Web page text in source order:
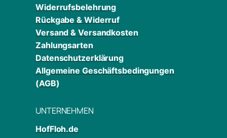
Widerrufsbelehrung
Rückgabe & Widerruf
Versand & Versandkosten
Zahlungsarten
Datenschutzerklärung
Allgemeine Geschäftsbedingungen
(AGB)
UNTERNEHMEN
HofFloh.de